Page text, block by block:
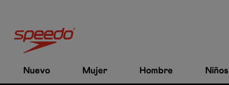
Nuevo Mujer Hombre Niños